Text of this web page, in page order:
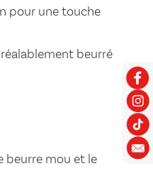
pour une touche
beurré
beurre mou et le